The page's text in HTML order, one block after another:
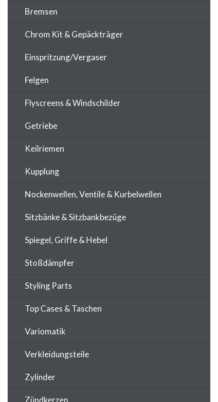
Bremsen
Chrom Kit & Gepäckträger
Einspritzung/Vergaser
Felgen
Flyscreens & Windschilder
Getriebe
Keilriemen
Kupplung
Nockenwellen, Ventile & Kurbelwellen
Sitzbänke & Sitzbankbezüge
Spiegel, Griffe & Hebel
Stoßdämpfer
Styling Parts
Top Cases & Taschen
Variomatik
Verkleidungsteile
Zylinder
Zündkerzen